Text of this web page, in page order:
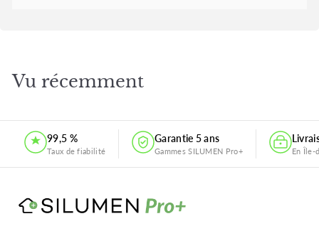
Vu récemment
99,5 %
Taux de fiabilité
Garantie 5 ans
Gammes SILUMEN Pro+ En Île-